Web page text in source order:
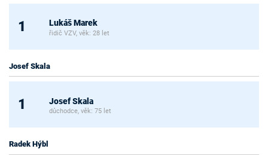
1 Lukáš Marek
řidič VZV, věk: 28 let
Josef Skala
1 Josef Skala
důchodce, věk: 75 let
Radek Hýbl